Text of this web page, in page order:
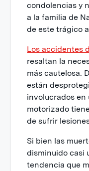
condolencias y
a la familia de
de este trágico
Los accidentes
resaltan la
más cautelosa.
están
involucrados
motorizado
de sufrir
Si bien las
disminuido casi
tendencia que